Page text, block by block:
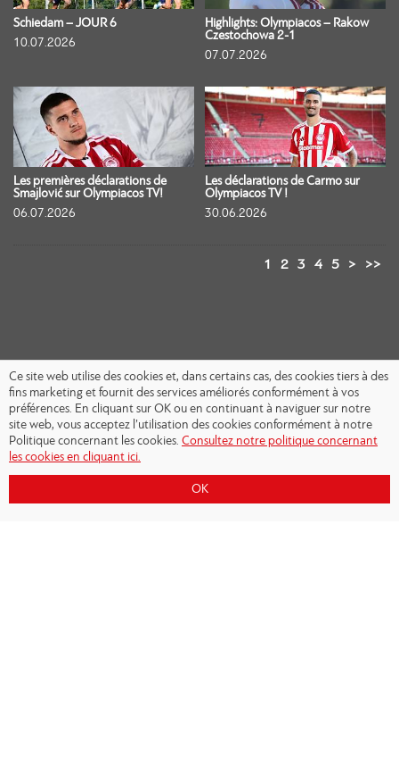
Schiedam – JOUR 6
10.07.2026
Highlights: Olympiacos – Rakow
Czestochowa 2-1
07.07.2026
Les premières déclarations de
Smajlović sur Olympiacos TV!
06.07.2026
Les déclarations de Carmo sur
Olympiacos TV !
30.06.2026
1 2 3 4 5 > >>
Ce site web utilise des cookies et, dans certains cas, des cookies tiers à des
fins marketing et fournit des services améliorés conformément à vos
préférences. En cliquant sur OK ou en continuant à naviguer sur notre
site web, vous acceptez l’utilisation des cookies conformément à notre
Politique concernant les cookies. Consultez notre politique concernant
les cookies en cliquant ici.
OK